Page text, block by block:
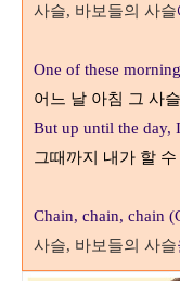
사슬, 바보들의 사슬
One of these
어느 날 아침 그 사
But up until the day,
그때까지 내가 할
Chain, chain, chain
사슬, 바보들의 사슬